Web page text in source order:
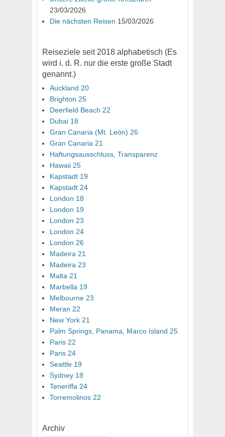
23/03/2026
Die nächsten Reisen 15/03/2026
Reiseziele seit 2018 alphabetisch (Es
wird i. d. R. nur die erste große Stadt
genannt.)
Auckland 20
Brighton 25
Deerfield Beach 22
Dubai 18
Gran Canaria (Mt. León) 26
Gran Canaria 21
Haftungsausschluss, Transparenz
Hawaii 25
Kapstadt 19
Kapstadt 24
London 18
London 19
London 23
London 24
London 26
Madeira 21
Madeira 23
Malta 21
Marbella 19
Melbourne 23
Meran 22
New York 21
Palm Springs, Panama, Marco Island 25
Paris 22
Paris 24
Seattle 19
Sydney 18
Teneriffa 24
Torremolinos 22
Archiv